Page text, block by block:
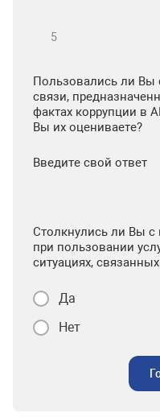
Пользовались ли
связи,
фактах коррупции в
Вы их оцениваете?
Введите свой ответ
Столкнулись ли Вы с
при пользовании
ситуациях,
Да
Нет